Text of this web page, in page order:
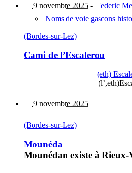
9 novembre 2025 - Tederic
Noms de voie gascons
(Bordes-sur-Lez)
Cami de l’Escalerou
(eth)
9 novembre 2025
(Bordes-sur-Lez)
Mounéda
Mounédan existe à Rieux-